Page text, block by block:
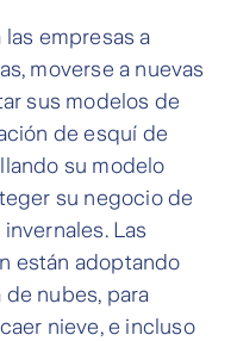
empresas a
moverse a nuevas
sus modelos de
de esquí de
su modelo
su negocio de
Las
están adoptando
nubes, para
nieve, e incluso